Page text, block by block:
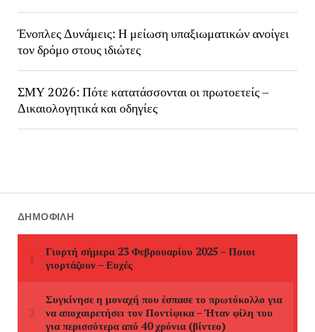
Ένοπλες Δυνάμεις: Η μείωση υπαξιωματικών ανοίγει
τον δρόμο στους ιδιώτες
ΣΜΥ 2026: Πότε κατατάσσονται οι πρωτοετείς –
Δικαιολογητικά και οδηγίες
ΔΗΜΟΦΙΛΉ